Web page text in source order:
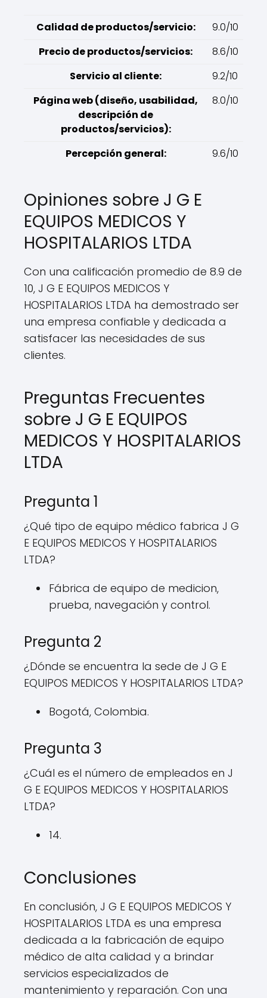
Calidad de productos/servicio:
9.0/10
Precio de productos/servicios:
8.6/10
Servicio al cliente:
9.2/10
Página web (diseño, usabilidad,
descripción de
productos/servicios):
8.0/10
Percepción general: 9.6/10
Opiniones sobre J G E
EQUIPOS MEDICOS Y
HOSPITALARIOS LTDA
Con una calificación promedio de 8.9 de
10, J G E EQUIPOS MEDICOS Y
HOSPITALARIOS LTDA ha demostrado ser
una empresa confiable y dedicada a
satisfacer las necesidades de sus
clientes.
Preguntas Frecuentes
sobre J G E EQUIPOS
MEDICOS Y HOSPITALARIOS
LTDA
Pregunta 1
¿Qué tipo de equipo médico fabrica J G
E EQUIPOS MEDICOS Y HOSPITALARIOS
LTDA?
Fábrica de equipo de medicion,
prueba, navegación y control.
Pregunta 2
¿Dónde se encuentra la sede de J G E
EQUIPOS MEDICOS Y HOSPITALARIOS LTDA?
Bogotá, Colombia.
Pregunta 3
¿Cuál es el número de empleados en J
G E EQUIPOS MEDICOS Y HOSPITALARIOS
LTDA?
14.
Conclusiones
En conclusión, J G E EQUIPOS MEDICOS Y
HOSPITALARIOS LTDA es una empresa
dedicada a la fabricación de equipo
médico de alta calidad y a brindar
servicios especializados de
mantenimiento y reparación. Con una